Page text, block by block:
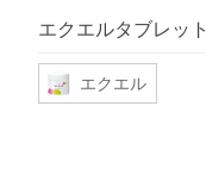
エクエルタブレット
エクエル